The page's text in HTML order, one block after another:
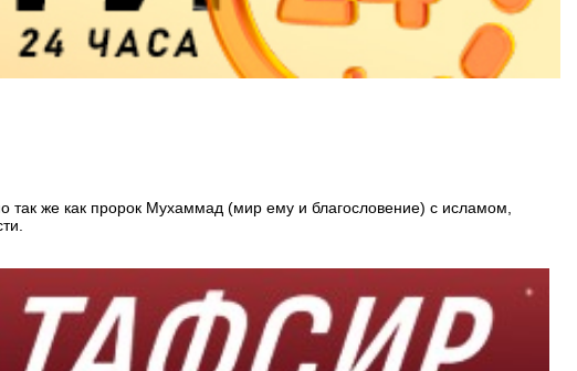
так же как пророк Мухаммад (мир ему и благословение) с исламом,